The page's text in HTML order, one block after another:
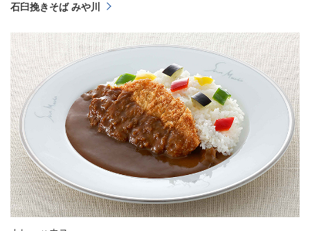
石臼挽きそば みや川